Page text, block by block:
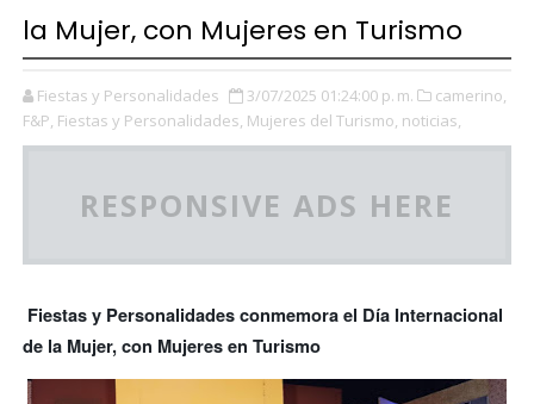
la Mujer, con Mujeres en Turismo
Fiestas y Personalidades 3/07/2025 01:24:00 p. m.
camerino,
F&P, Fiestas y Personalidades, Mujeres del Turismo, noticias,
RESPONSIVE ADS HERE
Fiestas y Personalidades conmemora el Día Internacional
de la Mujer, con Mujeres en Turismo